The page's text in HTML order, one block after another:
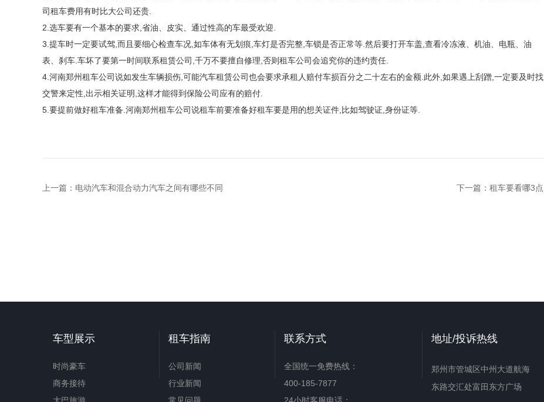
司租车费用有时比大公司还贵.
2.选车要有一个基本的要求,省油、皮实、通过性高的车最受欢迎.
3.提车时一定要试驾,而且要细心检查车况,如车体有无划痕,车灯是否完整,车锁是否正常等.然后要打开车盖,查看冷冻液、机油、电瓶、油
表、刹车.车坏了要第一时间联系租赁公司,千万不要擅自修理,否则租车公司会追究你的违约责任.
4.河南郑州租车公司说如发生车辆损伤,可能汽车租赁公司也会要求承租人赔付车损百分之二十左右的金额.此外,如果遇上刮蹭,一定要及时找
交警来定性,出示相关证明,这样才能得到保险公司应有的赔付.
5.要提前做好租车准备.河南郑州租车公司说租车前要准备好租车要是用的想关证件,比如驾驶证,身份证等.
上一篇： 电动汽车和混合动力汽车之间有哪些不同 下一篇： 租车要看哪3点
车型展示
时尚豪车
商务接待
租车指南
公司新闻
行业新闻
联系方式
全国统一免费热线：
400-185-7877
地址/投诉热线
郑州市管城区中州大道航海
东路交汇处富田东方广场